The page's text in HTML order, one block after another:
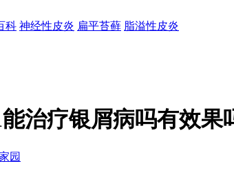
科 神经性皮炎 扁平苔藓 脂溢性皮炎
治疗银屑病吗有效果
园